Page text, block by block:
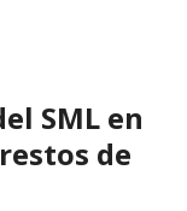
SML en
de